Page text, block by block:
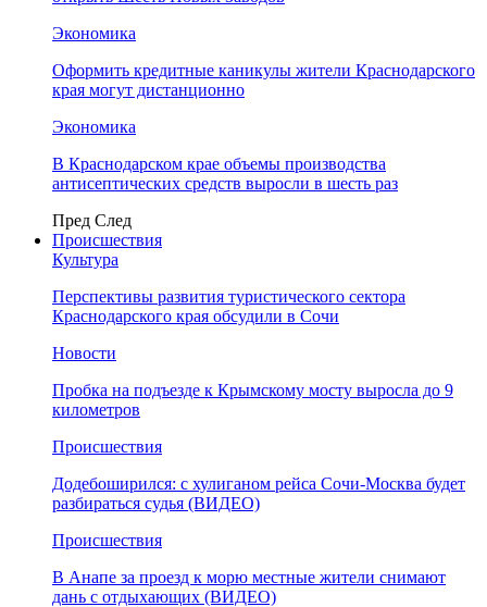
Экономика
Оформить кредитные каникулы жители Краснодарского
края могут дистанционно
Экономика
В Краснодарском крае объемы производства
антисептических средств выросли в шесть раз
Пред След
Происшествия
Культура
Перспективы развития туристического сектора
Краснодарского края обсудили в Сочи
Новости
Пробка на подъезде к Крымскому мосту выросла до 9
километров
Происшествия
Додебоширился: с хулиганом рейса Сочи-Москва будет
разбираться судья (ВИДЕО)
Происшествия
В Анапе за проезд к морю местные жители снимают
дань с отдыхающих (ВИДЕО)